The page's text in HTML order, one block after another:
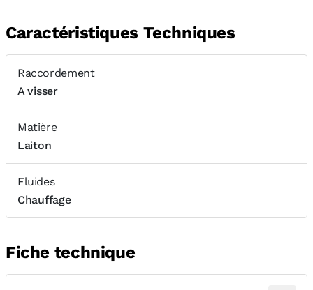
Caractéristiques Techniques
Raccordement
A visser
Matière
Laiton
Fluides
Chauffage
Fiche technique